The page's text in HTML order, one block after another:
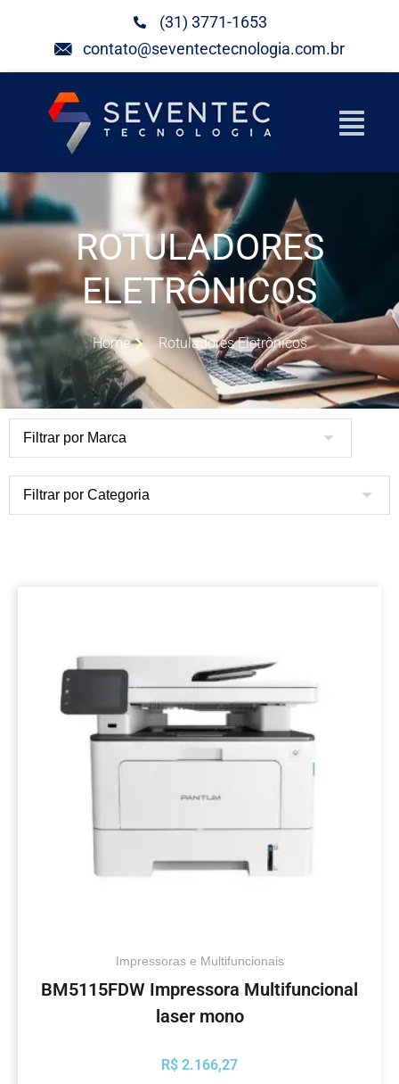
(31) 3771-1653
contato@seventectecnologia.com.br
ROTULADORES
ELETRÔNICOS
Home Rotuladores Eletrônicos
Impressoras e Multifuncionais
BM5115FDW Impressora Multifuncional
laser mono
R$ 2.166,27